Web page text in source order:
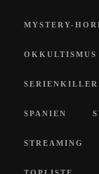
MYSTERY-
OKKULTISMUS
SERIENKILLER
SPANIEN
STREAMING